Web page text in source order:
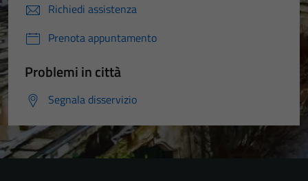
Richiedi assistenza
Prenota appuntamento
Problemi in città
Segnala disservizio